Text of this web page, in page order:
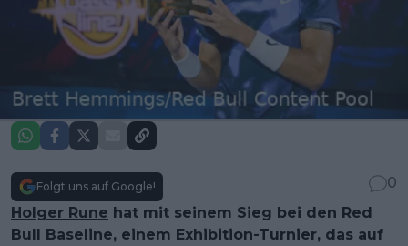
Folgt uns auf Google!
0
Holger Rune hat mit seinem Sieg bei den Red
Bull Baseline, einem Exhibition-Turnier, das auf